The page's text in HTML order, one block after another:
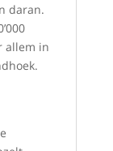
daran.
allem in